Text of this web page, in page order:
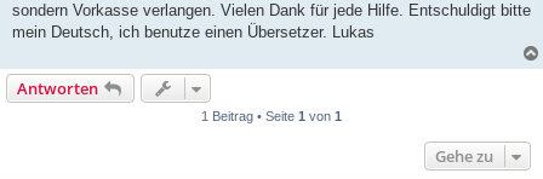
sondern Vorkasse verlangen. Vielen Dank für jede Hilfe. Entschuldigt bitte
mein Deutsch, ich benutze einen Übersetzer. Lukas
Antworten
1 Beitrag • Seite 1 von 1
Gehe zu